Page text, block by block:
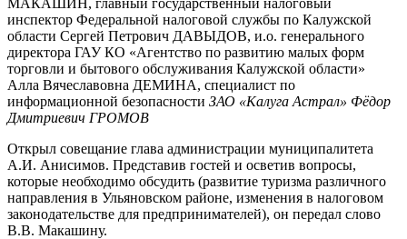
инспектор Федеральной налоговой службы по Калужской
области Сергей Петрович ДАВЫДОВ, и.о. генерального
директора ГАУ КО «Агентство по развитию малых форм
торговли и бытового обслуживания Калужской области»
Алла Вячеславовна ДЕМИНА, специалист по
информационной безопасности ЗАО «Калуга Астрал» Фёдор
Дмитриевич ГРОМОВ
Открыл совещание глава администрации муниципалитета
А.И. Анисимов. Представив гостей и осветив вопросы,
которые необходимо обсудить (развитие туризма различного
направления в Ульяновском районе, изменения в налоговом
законодательстве для предпринимателей), он передал слово
В.В. Макашину.